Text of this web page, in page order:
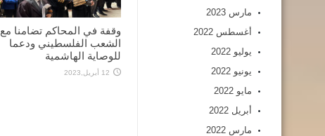
وقفة في المحاكم تضامنا مع
الشعب الفلسطيني ودعما
للوصاية الهاشمية
12 أبريل,2023
مارس 2023
أغسطس 2022
يوليو 2022
يونيو 2022
مايو 2022
أبريل 2022
مارس 2022